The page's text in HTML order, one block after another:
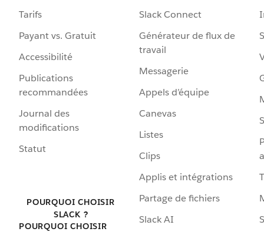
Tarifs
Payant vs. Gratuit
Accessibilité
Publications
recommandées
Journal des
modifications
Statut
POURQUOI CHOISIR
SLACK ?
POURQUOI CHOISIR
Slack Connect
Générateur de flux de
travail
Messagerie
Appels d’équipe
Canevas
Listes
Clips
Applis et intégrations
Partage de fichiers
Slack AI